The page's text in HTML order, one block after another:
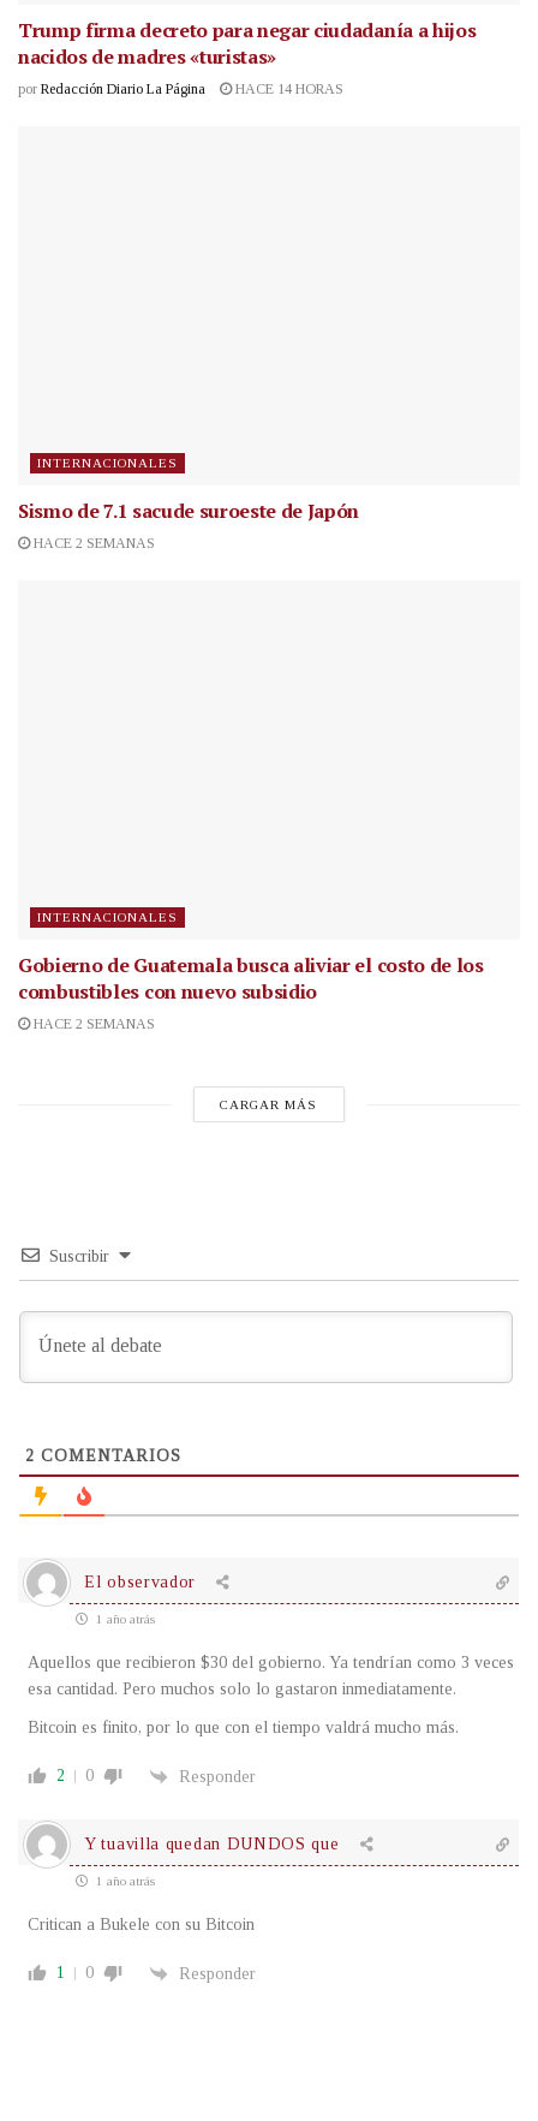
Trump firma decreto para negar ciudadanía a hijos
nacidos de madres «turistas»
por Redacción Diario La Página HACE 14 HORAS
INTERNACIONALES
Sismo de 7.1 sacude suroeste de Japón
HACE 2 SEMANAS
INTERNACIONALES
Gobierno de Guatemala busca aliviar el costo de los
combustibles con nuevo subsidio
HACE 2 SEMANAS
CARGAR MÁS
Suscribir
2 COMENTARIOS
El observador
1 año atrás
Aquellos que recibieron $30 del gobierno. Ya tendrían como 3 veces
esa cantidad. Pero muchos solo lo gastaron inmediatamente.
Bitcoin es finito, por lo que con el tiempo valdrá mucho más.
2 0 Responder
Y tuavilla quedan DUNDOS que
1 año atrás
Critican a Bukele con su Bitcoin
1 0 Responder